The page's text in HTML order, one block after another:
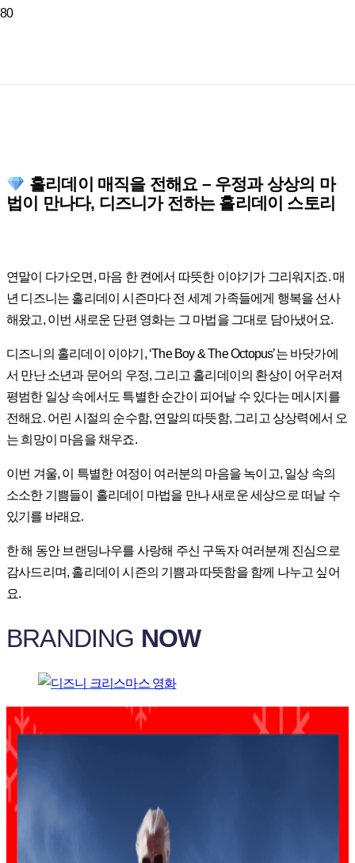
홀리데이 매직을 전해요 – 우정과 상상의 마
법이 만나다, 디즈니가 전하는 홀리데이 스토리
연말이 다가오면, 마음 한 켠에서 따뜻한 이야기가 그리워지죠. 매
년 디즈니는 홀리데이 시즌마다 전 세계 가족들에게 행복을 선사
해왔고, 이번 새로운 단편 영화는 그 마법을 그대로 담아냈어요.
디즈니의 홀리데이 이야기, ‘The Boy & The Octopus’는 바닷가에
서 만난 소년과 문어의 우정, 그리고 홀리데이의 환상이 어우러져
평범한 일상 속에서도 특별한 순간이 피어날 수 있다는 메시지를
전해요. 어린 시절의 순수함, 연말의 따뜻함, 그리고 상상력에서 오
는 희망이 마음을 채우죠.
이번 겨울, 이 특별한 여정이 여러분의 마음을 녹이고, 일상 속의
소소한 기쁨들이 홀리데이 마법을 만나 새로운 세상으로 떠날 수
있기를 바래요.
한 해 동안 브랜딩나우를 사랑해 주신 구독자 여러분께 진심으로
감사드리며, 홀리데이 시즌의 기쁨과 따뜻함을 함께 나누고 싶어
요.
BRANDING NOW